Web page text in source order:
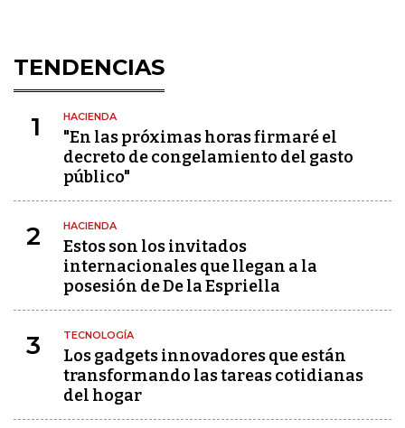
TENDENCIAS
1 HACIENDA
"En las próximas horas firmaré el
decreto de congelamiento del gasto
público"
2 HACIENDA
Estos son los invitados
internacionales que llegan a la
posesión de De la Espriella
3 TECNOLOGÍA
Los gadgets innovadores que están
transformando las tareas cotidianas
del hogar